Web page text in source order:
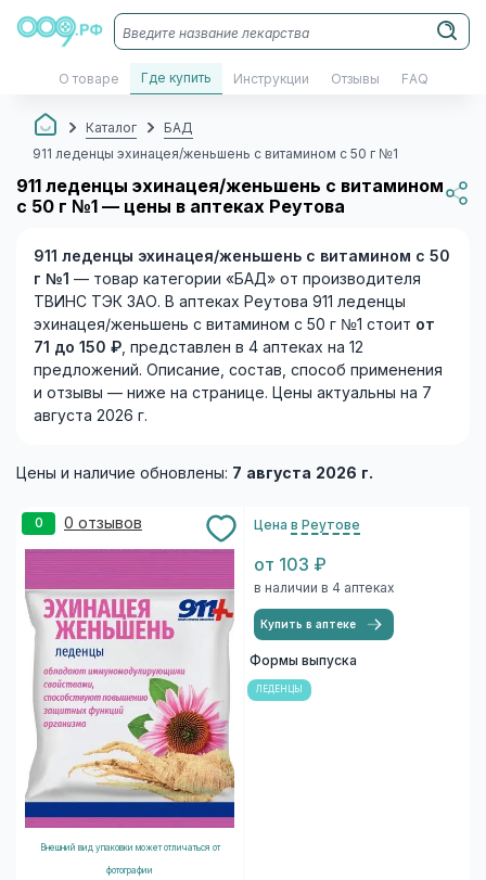
О товаре Где купить Инструкции Отзывы FAQ
Каталог
БАД
911 леденцы эхинацея/женьшень с витамином с 50 г №1
911 леденцы эхинацея/женьшень с витамином
с 50 г №1 — цены в аптеках Реутова
911 леденцы эхинацея/женьшень с витамином с 50
г №1 — товар категории «БАД» от производителя
ТВИНС ТЭК ЗАО. В аптеках Реутова 911 леденцы
эхинацея/женьшень с витамином с 50 г №1 стоит от
71 до 150 ₽, представлен в 4 аптеках на 12
предложений. Описание, состав, способ применения
и отзывы — ниже на странице. Цены актуальны на 7
августа 2026 г.
Цены и наличие обновлены: 7 августа 2026 г.
0 0 отзывов
Внешний вид упаковки может отличаться от
фотографии
Цена в Реутове
от 103 ₽
в наличии в 4 аптеках
Купить в аптеке
Формы выпуска
ЛЕДЕНЦЫ